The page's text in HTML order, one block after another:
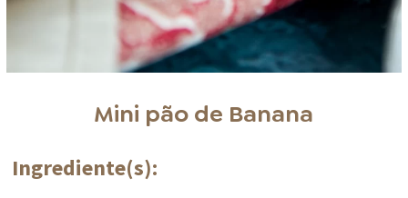
Mini pão de Banana
Ingrediente(s):